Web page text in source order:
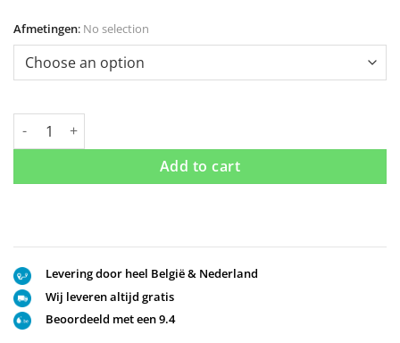
Afmetingen: No selection
Douche Design hoekinstap draaideuren met een strook van
Add to cart
Levering door heel België & Nederland
Wij leveren altijd gratis
Beoordeeld met een 9.4